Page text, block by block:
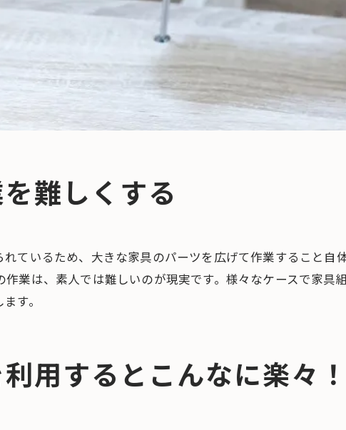
難しくする
ているため、大きな家具のパーツを広げて作業すること自
業は、素人では難しいのが現実です。様々なケースで家具
す。
用するとこんなに楽々